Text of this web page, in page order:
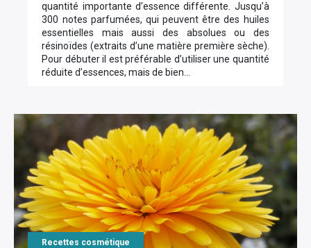
quantité importante d’essence différente. Jusqu’à
300 notes parfumées, qui peuvent être des huiles
essentielles mais aussi des absolues ou des
résinoïdes (extraits d’une matière première sèche).
Pour débuter il est préférable d’utiliser une quantité
réduite d’essences, mais de bien…
Recettes cosmétique